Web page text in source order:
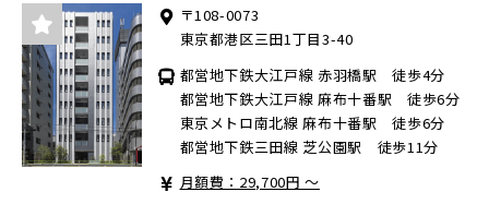
〒108-0073
東京都港区三田1丁目3-40
都営地下鉄大江戸線 赤羽橋駅 徒歩4分
都営地下鉄大江戸線 麻布十番駅 徒歩6分
東京メトロ南北線 麻布十番駅 徒歩6分
都営地下鉄三田線 芝公園駅 徒歩11分
月額費：29,700円 ～